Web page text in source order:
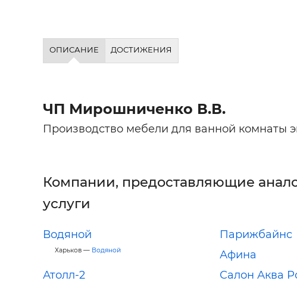
ОПИСАНИЕ ДОСТИЖЕНИЯ
ЧП Мирошниченко В.В.
Производство мебели для ванной комнаты
Компании, предоставляющие
услуги
Водяной
Харьков — Водяной
Парижбайнс
Афина
Атолл-2
Салон Аква